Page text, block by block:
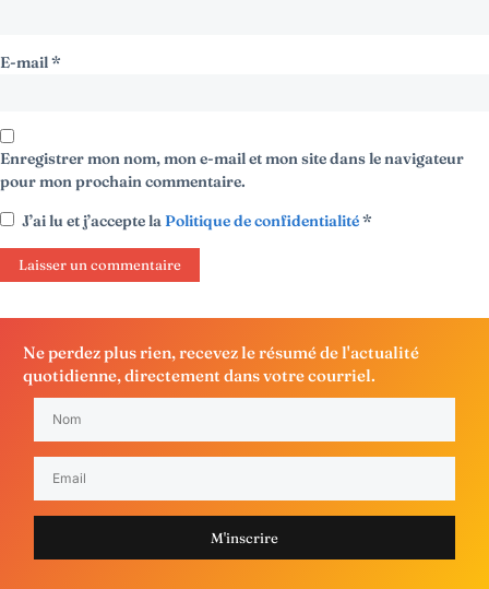
E-mail*
Enregistrer mon nom, mon e-mail et mon site dans le navigateur
pour mon prochain commentaire.
J’ai lu et j’accepte laPolitique de confidentialité*
Ne perdez plus rien, recevez le résumé de l'actualité
quotidienne, directement dans votre courriel.
M'inscrire